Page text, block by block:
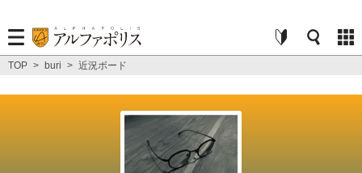
TOP > buri > 近況ボード